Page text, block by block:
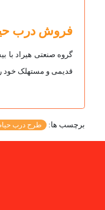
فروش درب
گروه صنعتی هیراد با
قدیمی و مستهلک خود را با
برچسب ها: طرح درب